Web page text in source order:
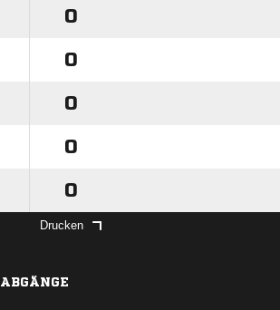
0
0
0
0
0
Drucken
ABGÄNGE